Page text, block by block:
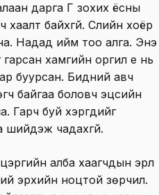
дарга Г зохих ёсны
байхгүй. Сүүлийн хоёр
Надад ийм тоо алга. Энэ
хамгийн оргил үе нь
буурсан. Бидний авч
өгч байгаа боловч эцсийн
Гарч буй хэргүүдийг
шийдэж чадахгүй.
алба хаагчдын эрүүл
эрхийн ноцтой зөрчил.